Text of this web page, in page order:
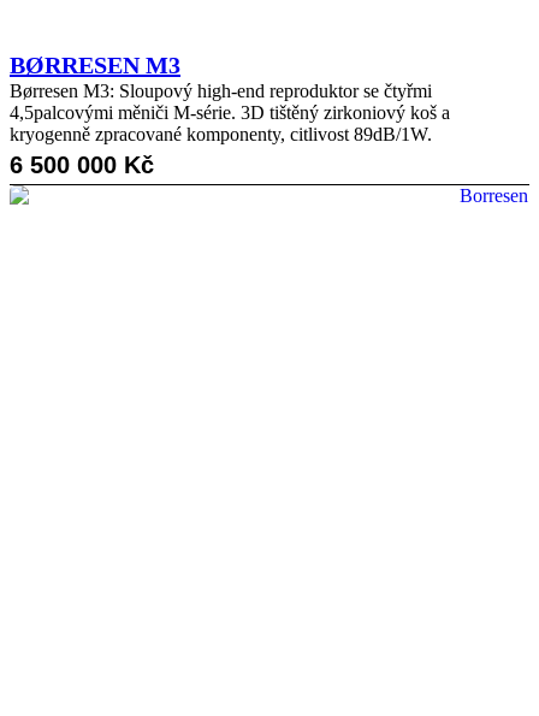
BØRRESEN M3
Børresen M3: Sloupový high-end reproduktor se čtyřmi
4,5palcovými měniči M-série. 3D tištěný zirkoniový koš a
kryogenně zpracované komponenty, citlivost 89dB/1W.
6 500 000 Kč